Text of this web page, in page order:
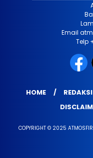
Email
Telp
HOME REDAKSI
COPYRIGHT © 2025